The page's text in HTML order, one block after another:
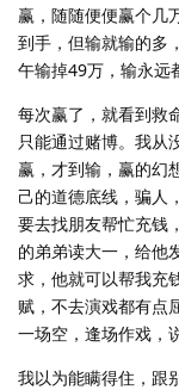
赢，随随便便赢个几
到手，但输就输的多
午输掉49万，输永远
每次赢了，就看到救
只能通过赌博。我从
赢，才到输，赢的幻
己的道德底线，骗人
要去找朋友帮忙充钱
的弟弟读大一，给他
求，他就可以帮我充
赋，不去演戏都有点
一场空，逢场作戏，
我以为能瞒得住，跟